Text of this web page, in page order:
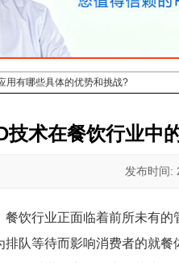
用有哪些具体的优势和挑战?
技术在餐饮行业中
发布时间:
饮行业正面临着前所未有
队等待而影响消费者的就